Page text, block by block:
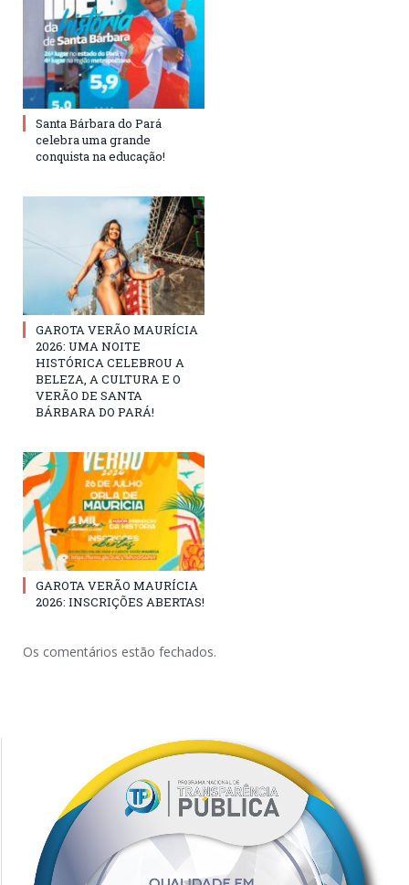
Santa Bárbara do Pará
celebra uma grande
conquista na educação!
GAROTA VERÃO MAURÍCIA
2026: UMA NOITE
HISTÓRICA CELEBROU A
BELEZA, A CULTURA E O
VERÃO DE SANTA
BÁRBARA DO PARÁ!
GAROTA VERÃO MAURÍCIA
2026: INSCRIÇÕES ABERTAS!
Os comentários estão fechados.